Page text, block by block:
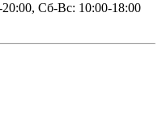
Сб-Вс: 10:00-18:00